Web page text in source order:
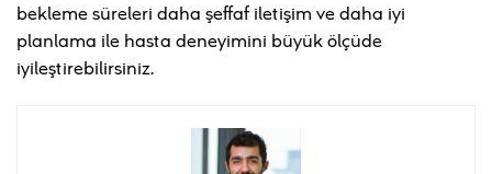
bekleme süreleri daha şeffaf iletişim ve daha iyi
planlama ile hasta deneyimini büyük ölçüde
iyileştirebilirsiniz.